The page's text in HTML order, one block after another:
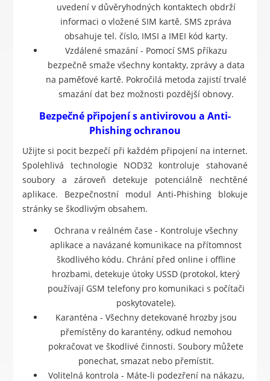
uvedení v důvěryhodných kontaktech obdrží
informaci o vložené SIM kartě. SMS zpráva
obsahuje tel. číslo, IMSI a IMEI kód karty.
Vzdálené smazání - Pomocí SMS příkazu
bezpečně smaže všechny kontakty, zprávy a data
na paměťové kartě. Pokročilá metoda zajistí trvalé
smazání dat bez možnosti pozdější obnovy.
Bezpečné připojení s antivirovou a Anti-
Phishing ochranou
Užijte si pocit bezpečí při každém připojení na internet.
Spolehlivá technologie NOD32 kontroluje stahované
soubory a zároveň detekuje potenciálně nechtěné
aplikace. Bezpečnostní modul Anti-Phishing blokuje
stránky se škodlivým obsahem.
Ochrana v reálném čase - Kontroluje všechny
aplikace a navázané komunikace na přítomnost
škodlivého kódu. Chrání před online i offline
hrozbami, detekuje útoky USSD (protokol, který
používají GSM telefony pro komunikaci s počítači
poskytovatele).
Karanténa - Všechny detekované hrozby jsou
přemístěny do karantény, odkud nemohou
pokračovat ve škodlivé činnosti. Soubory můžete
ponechat, smazat nebo přemístit.
Volitelná kontrola - Máte-li podezření na nákazu,